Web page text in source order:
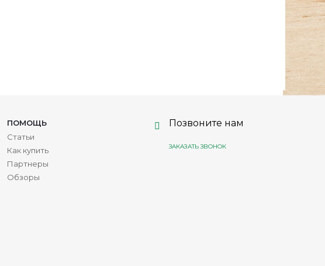
ПОМОЩЬ
Статьи
Как купить
Партнеры
Обзоры
Позвоните нам
ЗАКАЗАТЬ ЗВОНОК